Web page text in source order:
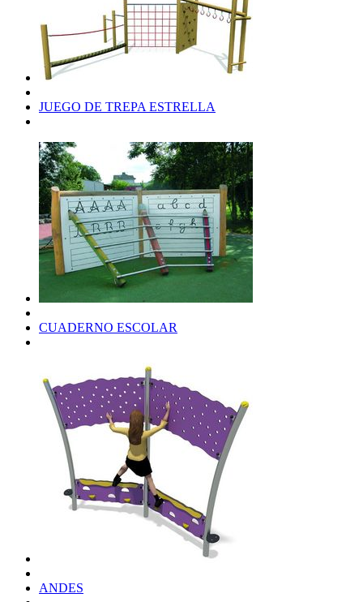
JUEGO DE TREPA ESTRELLA
CUADERNO ESCOLAR
ANDES